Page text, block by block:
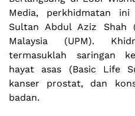
Media, perkhidmatan
Sultan Abdul Aziz Shah
Malaysia (UPM).
termasuklah saringan
hayat asas (Basic Life
kanser prostat, dan
badan.